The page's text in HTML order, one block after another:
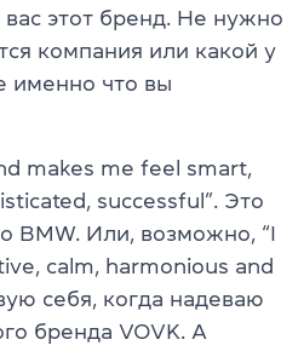
этот бренд. Не нужно
компания или какой у
именно что вы
makes me feel smart,
successful”. Это
BMW. Или, возможно, “I
calm, harmonious and
себя, когда надеваю
бренда VOVK. А